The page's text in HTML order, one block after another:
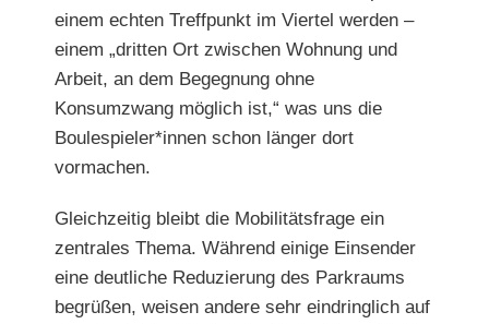
einem echten Treffpunkt im Viertel werden –
einem „dritten Ort zwischen Wohnung und
Arbeit, an dem Begegnung ohne
Konsumzwang möglich ist,“ was uns die
Boulespieler*innen schon länger dort
vormachen.
Gleichzeitig bleibt die Mobilitätsfrage ein
zentrales Thema. Während einige Einsender
eine deutliche Reduzierung des Parkraums
begrüßen, weisen andere sehr eindringlich auf